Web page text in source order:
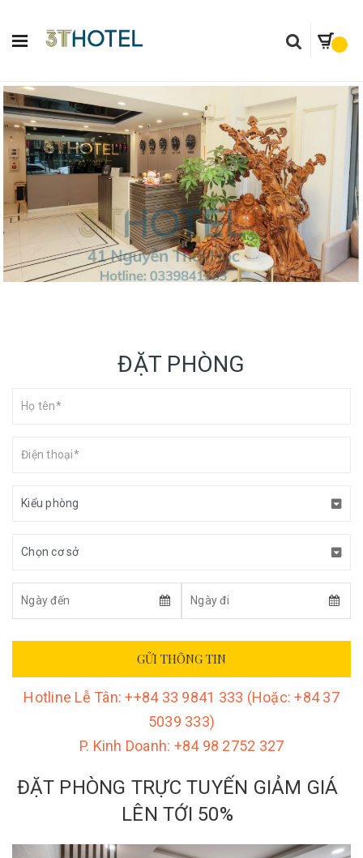
ĐẶT PHÒNG
GỬI THÔNG TIN
Hotline Lễ Tân:++84 33 9841 333 (Hoặc: +84 37
5039 333)
P. Kinh Doanh: +84 98 2752 327
ĐẶT PHÒNG TRỰC TUYẾN GIẢM GIÁ
LÊN TỚI 50%